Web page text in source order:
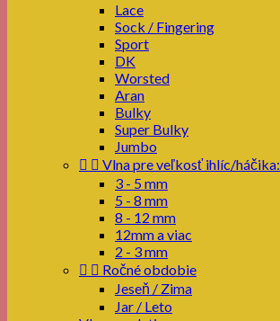
Lace
Sock / Fingering
Sport
DK
Worsted
Aran
Bulky
Super Bulky
Jumbo
  Vlna pre veľkosť ihlíc/háčika:
3 - 5 mm
5 - 8 mm
8 - 12 mm
12mm a viac
2 - 3 mm
  Ročné obdobie
Jeseň / Zima
Jar / Leto